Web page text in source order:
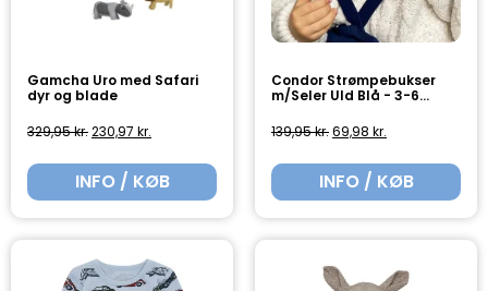
Gamcha Uro med Safari
dyr og blade
329,95kr.230,97 kr.
INFO / KØB
Condor Strømpebukser
m/Seler Uld Blå - 3-6...
139,95kr.69,98 kr.
INFO / KØB